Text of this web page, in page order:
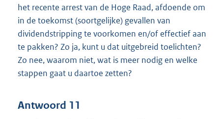
het recente arrest van de Hoge Raad, afdoende om
in de toekomst (soortgelijke) gevallen van
dividendstripping te voorkomen en/of effectief aan
te pakken? Zo ja, kunt u dat uitgebreid toelichten?
Zo nee, waarom niet, wat is meer nodig en welke
stappen gaat u daartoe zetten?
Antwoord 11